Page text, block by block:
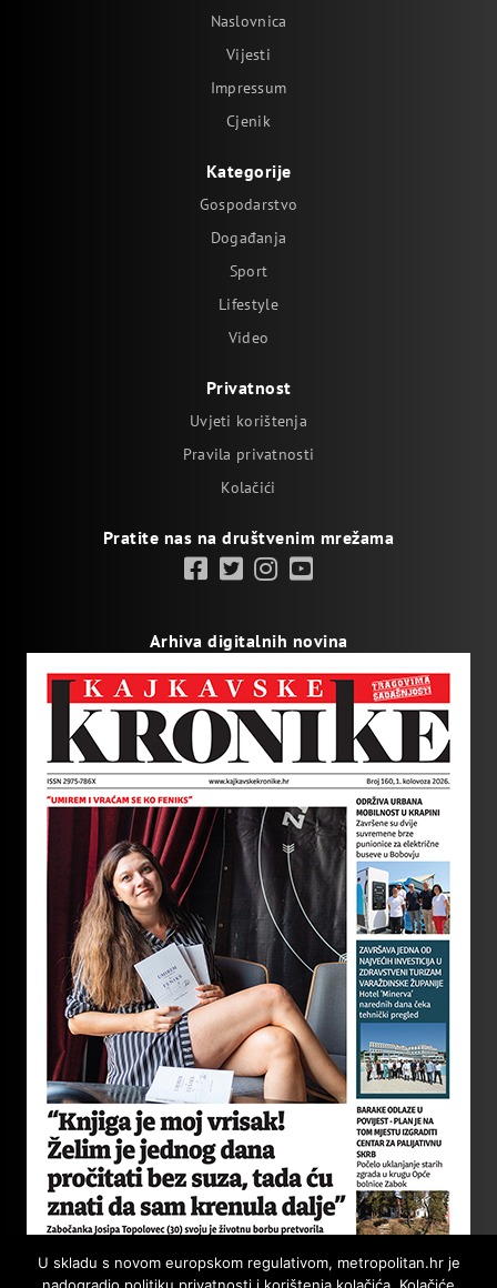
Naslovnica
Vijesti
Impressum
Cjenik
Kategorije
Gospodarstvo
Događanja
Sport
Lifestyle
Video
Privatnost
Uvjeti korištenja
Pravila privatnosti
Kolačići
Pratite nas na društvenim mrežama
Arhiva digitalnih novina
U skladu s novom europskom regulativom, metropolitan.hr je
nadogradio politiku privatnosti i korištenja kolačića. Kolačiće